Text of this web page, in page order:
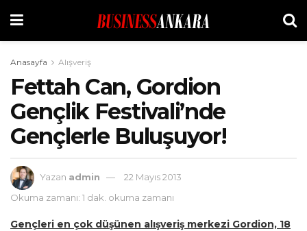
Anasayfa Alışveriş
Fettah Can, Gordion
Gençlik Festivali’nde
Gençlerle Buluşuyor!
Yazan admin
22 Mayıs 2013
Okuma zamanı: 1 dak. okuma zamanı
Gençleri en çok düşünen alışveriş merkezi Gordion, 18